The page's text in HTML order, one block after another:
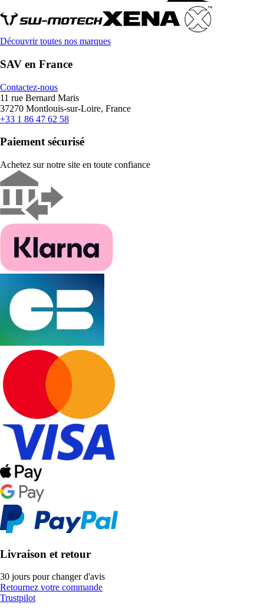
Découvrir toutes nos marques
SAV en France
Contactez-nous
11 rue Bernard Maris
37270 Montlouis-sur-Loire, France
+33 1 86 47 62 58
Paiement sécurisé
Achetez sur notre site en toute confiance
Livraison et retour
30 jours pour changer d'avis
Retournez votre commande
Trustpilot